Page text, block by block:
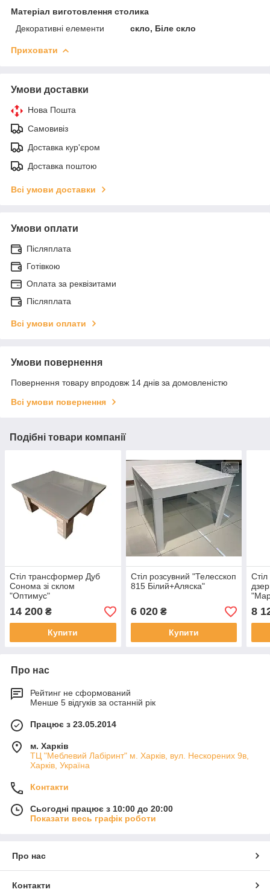
Матеріал виготовлення столика
Декоративні елементи
скло, Біле скло
Приховати
Умови доставки
Нова Пошта
Самовивіз
Доставка кур'єром
Доставка поштою
Всі умови доставки
Умови оплати
Післяплата
Готівкою
Оплата за реквізитами
Післяплата
Всі умови оплати
Умови повернення
Повернення товару впродовж 14 днів за домовленістю
Всі умови повернення
Подібні товари компанії
Стіл трансформер Дуб
Сонома зі склом
"Оптимус"
14 200 ₴
Купити
Стіл розсувний "Телесскоп
815 Білий+Аляска"
6 020₴
Купити
8
Про нас
Рейтинг не сформований
Менше 5 відгуків за останній рік
Працює з 23.05.2014
м. Харків
ТЦ "Меблевий Лабіринт" м. Харків, вул. Нескорених 9в,
Харків, Україна
Контакти
Сьогодні працює з 10:00 до 20:00
Показати весь графік роботи
Про нас
Контакти